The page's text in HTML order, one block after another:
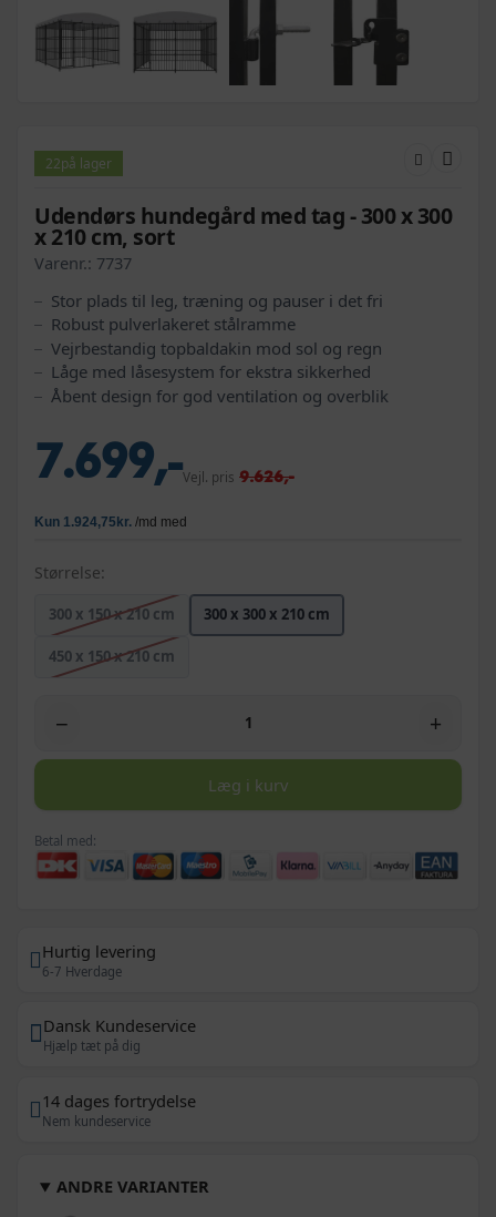
22på lager
Udendørs hundegård med tag - 300 x 300
x 210 cm, sort
Varenr.: 7737
Stor plads til leg, træning og pauser i det fri
Robust pulverlakeret stålramme
Vejrbestandig topbaldakin mod sol og regn
Låge med låsesystem for ekstra sikkerhed
Åbent design for god ventilation og overblik
7.699,-Vejl. pris 9.626,-
Størrelse:
300 x 150 x 210 cm 300 x 300 x 210 cm
450 x 150 x 210 cm
− +
Læg i kurv
Betal med:
Hurtig levering
6-7 Hverdage
Dansk Kundeservice
Hjælp tæt på dig
14 dages fortrydelse
Nem kundeservice
ANDRE VARIANTER